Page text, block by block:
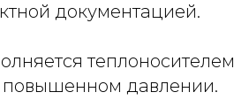
документацией.
теплоносителем
повышенном давлении.